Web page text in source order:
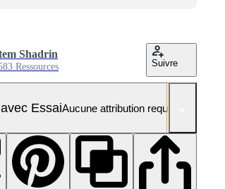
Shadrin
Ressources Suivre
EssaiAucune attribution requise